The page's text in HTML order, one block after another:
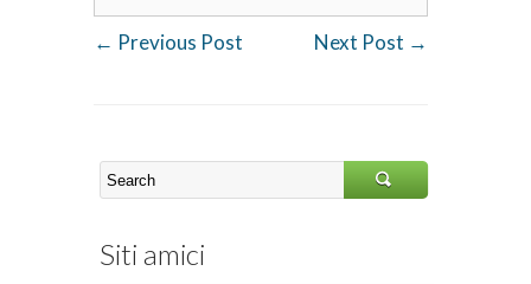
← Previous Post Next Post →
Siti amici